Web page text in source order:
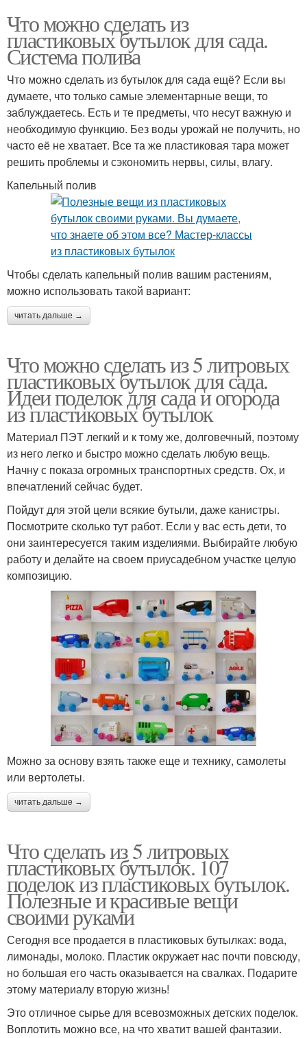
Что можно сделать из
пластиковых бутылок для сада.
Система полива
Что можно сделать из бутылок для сада ещё? Если вы
думаете, что только самые элементарные вещи, то
заблуждаетесь. Есть и те предметы, что несут важную и
необходимую функцию. Без воды урожай не получить, но
часто её не хватает. Все та же пластиковая тара может
решить проблемы и сэкономить нервы, силы, влагу.
Капельный полив
Чтобы сделать капельный полив вашим растениям,
можно использовать такой вариант:
читать дальше →
Что можно сделать из 5 литровых
пластиковых бутылок для сада.
Идеи поделок для сада и огорода
из пластиковых бутылок
Материал ПЭТ легкий и к тому же, долговечный, поэтому
из него легко и быстро можно сделать любую вещь.
Начну с показа огромных транспортных средств. Ох, и
впечатлений сейчас будет.
Пойдут для этой цели всякие бутыли, даже канистры.
Посмотрите сколько тут работ. Если у вас есть дети, то
они заинтересуется таким изделиями. Выбирайте любую
работу и делайте на своем приусадебном участке целую
композицию.
Можно за основу взять также еще и технику, самолеты
или вертолеты.
читать дальше →
Что сделать из 5 литровых
пластиковых бутылок. 107
поделок из пластиковых бутылок.
Полезные и красивые вещи
своими руками
Сегодня все продается в пластиковых бутылках: вода,
лимонады, молоко. Пластик окружает нас почти повсюду,
но большая его часть оказывается на свалках. Подарите
этому материалу вторую жизнь!
Это отличное сырье для всевозможных детских поделок.
Воплотить можно все, на что хватит вашей фантазии.